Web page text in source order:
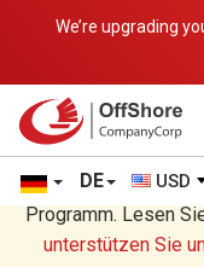
We’re upgrading
DE USD
Sie lesen eine
Programm. Lesen
unterstützen Sie